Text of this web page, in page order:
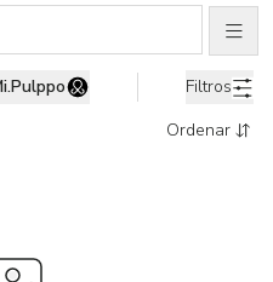
Jalisco
Filtros
Ordenar